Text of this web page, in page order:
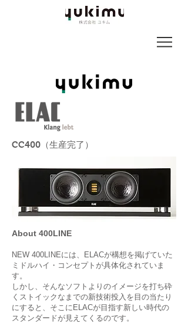
CC400（生産完了）
About 400LINE
NEW 400LINEには、ELACが構想を掲げていた
ミドルハイ・コンセプトが具体化されていま
す。
しかし、そんなソフトよりのイメージを打ち砕
くストイックなまでの新技術投入を目の当たり
にすると、そこにELACが目指す新しい時代の
スタンダードが見えてくるのです。